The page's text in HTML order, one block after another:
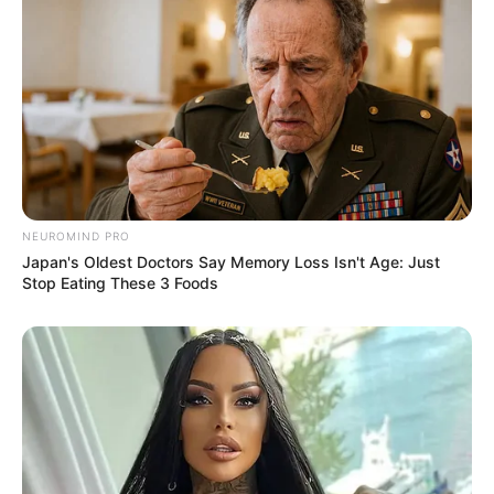
et Palpitant
Ce Prix de Windsor s’annonce riche en
rebondissements. Les favorisOlympic Message (1),
Salalah (7)etGilded Dragon (8)semblent les plus
solides, mais les outsiders commeJoh Spirit (10)
ou
Acto (9)pourraient bien bousculer la hiérarchie.
Enfin, les tocardsQuartz du Houley (11)etMy
Fancy (13)valent le coup d’œil pour les amateurs de
grosses cotes. À vos paris !
QUINTÉ PRIX DE WINDSOR le
Pronostic « Standard » en chiffre
1 – 7 – 8 – 3 – 2 – 4 – 10 – 9 / (12)
NEUROMIND PRO
Japan's Oldest Doctors Say Memory Loss Isn't Age: Just
Stop Eating These 3 Foods